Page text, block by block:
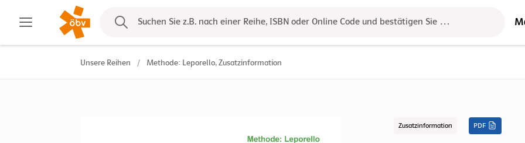
Suchen Sie z.B. nach einer Reihe, ISBN oder Online Code und bestätigen Sie das Ergebnis mit der
Kontakt
Unsere Reihen / Methode: Leporello, Zusatzinformation
Zusatzinformation PDF